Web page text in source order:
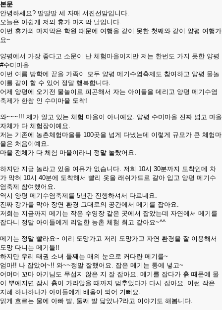
본문
안녕하세요? 딸딸딸 세 자매 서진선맘입니다.
오늘은 아쉽게 저의 휴가 마지막 날입니다.
이번 휴가의 마지막은 학원 때문에 여행을 같이 못한 첫째와 같이 양평 여행가
요~
양평에서 가장 좋다고 소문이 난 체험마을이지만 저는 한번도 가지 못한 양평
#수미마을
이번 여름 방학에 끝을 가족이 모두 양평 메기수염축제도 참여하고 양평 물놀
이를 같이 할 수 있어 정말 행복합니다.
어제 양평에 오기전 물놀이로 피곤해서 자는 아이들을 데리고 양평 메기수염
축제가 한참 인 수미마을 도착!
와~~~!!! 제가 알고 있는 체험 마을이 아니예요. 양평 수미마을 진짜 넓고 마을
자체가 다 체험장이예요.
저는 기존에 농촌체험마을를 100곳을 넘게 다녔는데 이렇게 규모가 큰 체험마
을은 처음이예요.
마을 전체가 다 체험 마을이라니 정말 놀랐어요.
하지만 지금 놀라고 있을 여유가 없습니다. 저희 10시 30분까지 도착인데 차
가 막혀 10시 40분에 도착해서 빨리 옷을 래쉬가드로 갈아 입고 양평 메기수
염축제 참여했어요.
역시 양평 메기수염축제 를 5년간 진행하셔서 다르네요.
진짜 강가를 막아 장연 환경 그대로의 공간에서 메기를 잡아요.
저희는 지금까지 메기는 작은 수영장 같은 곳에서 잡았는데 자연에서 메기를
잡다니 정말 아이들에게 리얼한 농촌 체험 최고 같아요~^^
메기는 정말 빨라요~ 이리 도망가고 저리 도망가고 자연 환경을 잘 이용해서
도망 다니는 메기들!!
하지만 우리 태권 소녀 둘째는 매의 눈으로 커다란 메기를~
엄마!! 나 잡았어~!! 와~~정말 잘했어요. 잡은 메기는 통에 넣고~
어머머 꼬마 아기님도 무섭지 않은 지 잘 잡아요. 메기를 잡다가 흙 때문에 물
이 뿌예지면 잠시 흙이 가라앉을 때까지 멈추었다가 다시 잡아요. 이런 작은
지혜 하나하나가 아이들에게 배움이 되어 기뻐요.
맑게 흐르는 물에 아빠 발, 둘째 발 닮았나?라고 이야기도 해봅니다.